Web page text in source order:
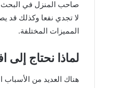
صاحب المنزل في البحث
لا تجدي نفعا وكذلك قد
المميزات المختلفة.
لماذا نحتاج إلى
هناك العديد من